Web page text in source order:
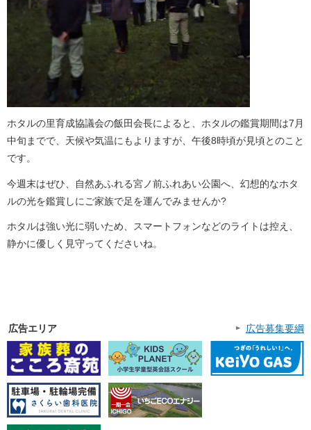
ホタルの里育成協議会の飯田会長によると、ホタルの鑑賞期間は7月
中旬までで、天候や気温にもよりますが、午後8時頃が見頃とのこと
です。
今週末はぜひ、自然あふれる宮ノ前ふれあい公園へ、幻想的なホタ
ルの光を鑑賞しにご家族で足を運んでみませんか?
ホタルは強い光に弱いため、スマートフォンなどのライトは控え、
静かに優しく見守ってくださいね。
広告エリア 広告募集要綱